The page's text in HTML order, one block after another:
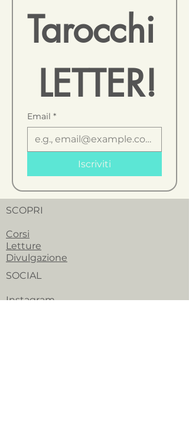
Tarocchi
LETTER!
Email *
Iscriviti
SCOPRI
Corsi
Letture
Divulgazione
SOCIAL
Instagram